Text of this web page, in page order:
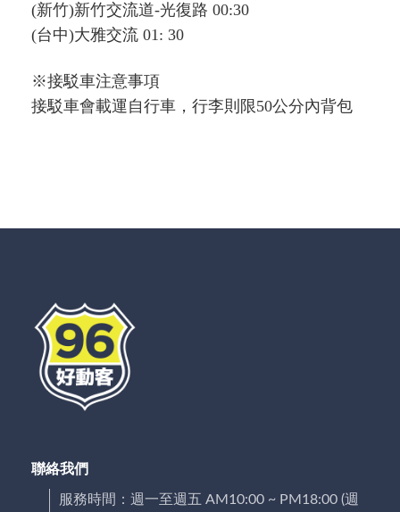
(新竹)新竹交流道-光復路 00:30
(台中)大雅交流 01: 30
※接駁車注意事項
接駁車會載運自行車，行李則限50公分內背包
聯絡我們
服務時間：週一至週五 AM10:00 ~ PM18:00 (週